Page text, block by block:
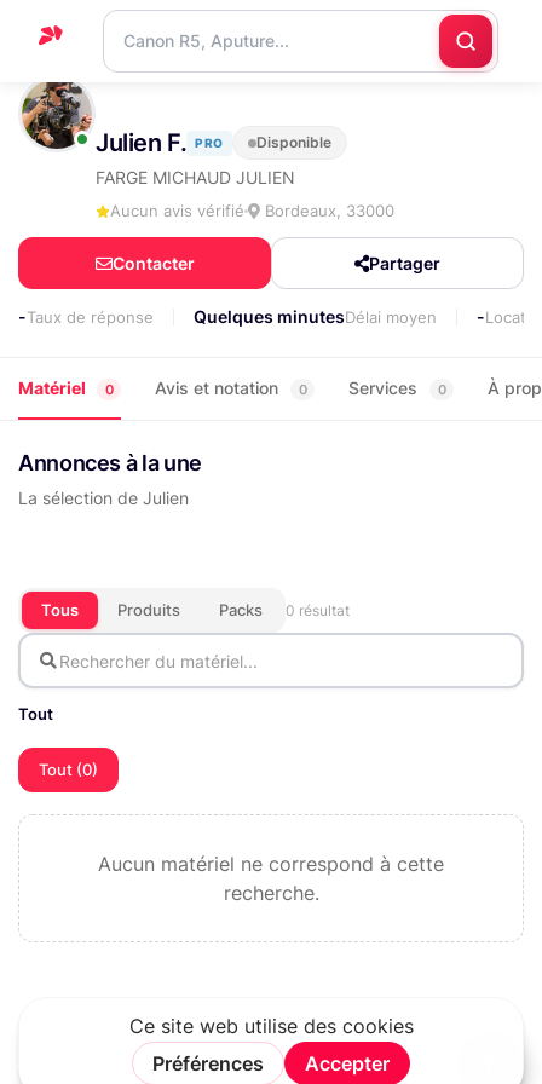
Accueil
Support
Nous
contacter
Julien F. PRO Disponible
FARGE MICHAUD JULIEN
Aucun avis vérifié Bordeaux, 33000
Contacter Partager
-Taux de réponse Quelques minutesDélai moyen -
Matériel 0 Avis et notation 0 Services 0 À
Annonces à la une
La sélection de Julien
Tous Produits Packs 0 résultat
Tout
Tout (0)
Aucun matériel ne correspond à cette
recherche.